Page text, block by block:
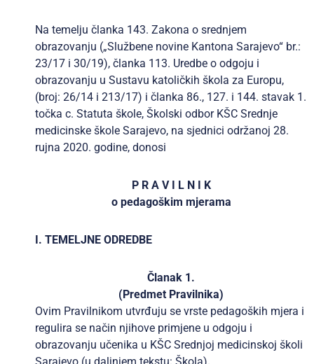
Na temelju članka 143. Zakona o srednjem
obrazovanju („Službene novine Kantona Sarajevo“ br.:
23/17 i 30/19), članka 113. Uredbe o odgoju i
obrazovanju u Sustavu katoličkih škola za Europu,
(broj: 26/14 i 213/17) i članka 86., 127. i 144. stavak 1.
točka c. Statuta škole, Školski odbor KŠC Srednje
medicinske škole Sarajevo, na sjednici održanoj 28.
rujna 2020. godine, donosi
P R A V I L N I K
o pedagoškim mjerama
I. TEMELJNE ODREDBE
Članak 1.
(Predmet Pravilnika)
Ovim Pravilnikom utvrđuju se vrste pedagoških mjera i
regulira se način njihove primjene u odgoju i
obrazovanju učenika u KŠC Srednjoj medicinskoj školi